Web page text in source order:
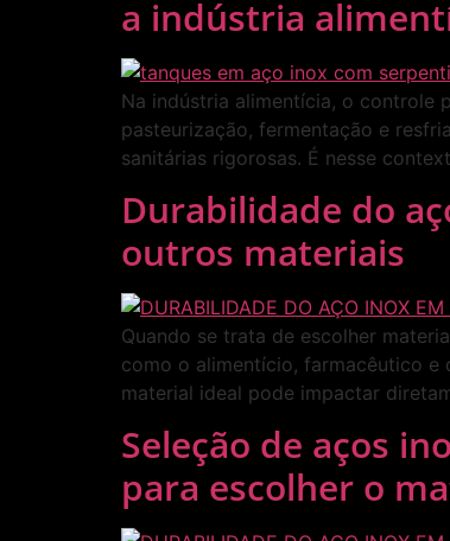
a indústria
Na indústria alimentícia, o controle
pasteurização, fermentação e
sanitárias rigorosas. É nesse
Durabilidade do
outros materiais
Quando se trata de escolher
como o alimentício, farmacêutico e
material ideal pode impactar
Seleção de aços
para escolher o